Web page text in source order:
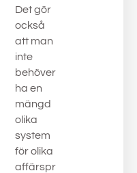
Det gör
också
att man
inte
behöver
ha en
mängd
olika
system
för olika
affärspr